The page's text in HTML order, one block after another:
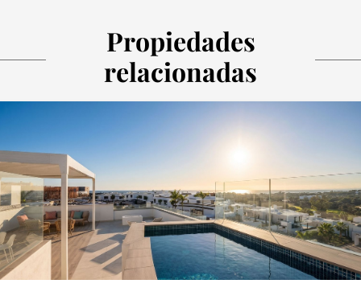
Propiedades
relacionadas